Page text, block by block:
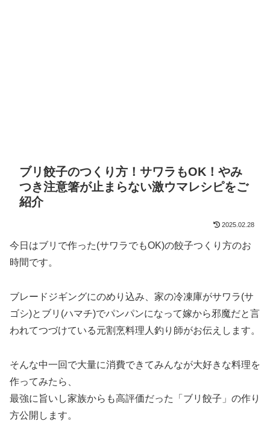
ブリ餃子のつくり方！サワラもOK！やみ
つき注意箸が止まらない激ウマレシピをご
紹介
2025.02.28
今日はブリで作った(サワラでもOK)の餃子つくり方のお
時間です。
ブレードジギングにのめり込み、家の冷凍庫がサワラ(サ
ゴシ)とブリ(ハマチ)でパンパンになって嫁から邪魔だと言
われてつづけている元割烹料理人釣り師がお伝えします。
そんな中一回で大量に消費できてみんなが大好きな料理を
作ってみたら、
最強に旨いし家族からも高評価だった「ブリ餃子」の作り
方公開します。